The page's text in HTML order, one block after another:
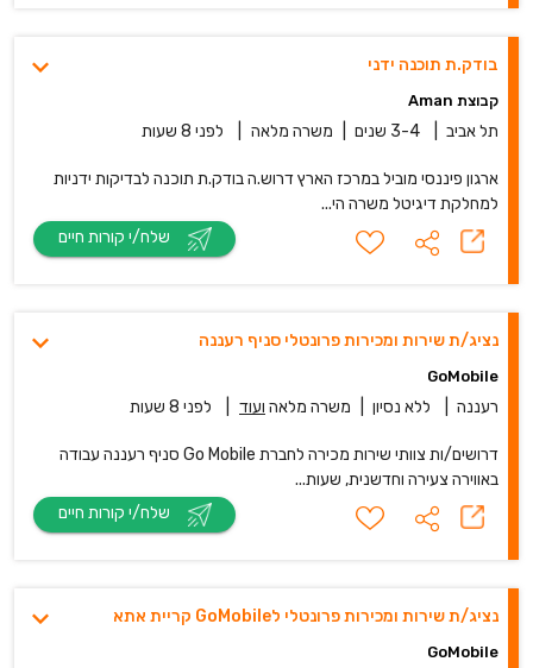
בודק.ת תוכנה ידני
קבוצת Aman
תל אביב 3-4 שנים משרה מלאה לפני 8 שעות
ארגון פיננסי מוביל במרכז הארץ דרוש.ה בודק.ת תוכנה לבדיקות ידניות
למחלקת דיגיטל משרה הי...
נציג/ת שירות ומכירות פרונטלי סניף רעננה
GoMobile
רעננה ללא נסיון משרה מלאה ועוד לפני 8 שעות
דרושים/ות צוותי שירות מכירה לחברת Go Mobile סניף רעננה עבודה
באווירה צעירה וחדשנית, שעות...
נציג/ת שירות ומכירות פרונטלי לGoMobile קריית אתא
GoMobile